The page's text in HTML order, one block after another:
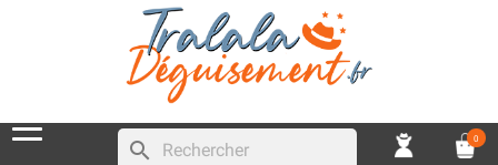
search 0